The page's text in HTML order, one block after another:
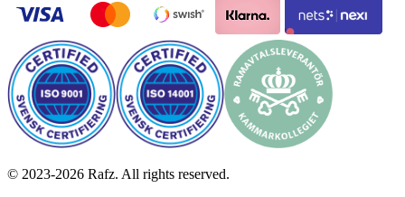
© 2023-2026 Rafz. All rights reserved.